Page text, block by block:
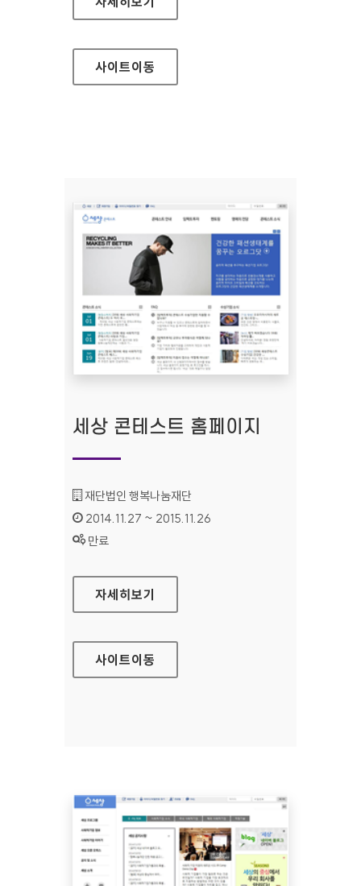
사이트이동
세상 콘테스트 홈페이지
기관명 :
재단법인 행복나눔재단
인증기간 :
2014.11.27 ~ 2015.11.26
상태 :
만료
세상 콘테스트 홈페이지
자세히보기
사이트이동